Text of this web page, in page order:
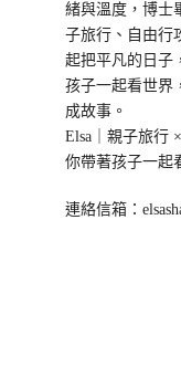
緒與溫度，博士
子旅行、自由行
起把平凡的日子
孩子一起看世界
成故事。
Elsa｜親子旅行
你帶著孩子一起
連絡信箱：